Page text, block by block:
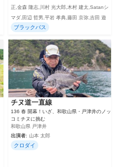
正,金森 隆志,川村 光大郎,木村 建太,Satanシ
マダ,田辺 哲男,平岩 孝典,藤田 京弥,吉田 遊
ブラックバス
チヌ道一直線
136 春 開幕！いざ、和歌山県・戸津井のノッ
コミチヌに挑む
和歌山県 戸津井
出演者: 山本 太郎
クロダイ